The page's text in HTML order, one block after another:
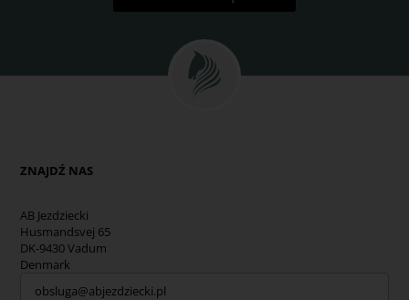
ZNAJDŹ NAS
AB Jezdziecki
Husmandsvej 65
DK-9430 Vadum
Denmark
obsluga@abjezdziecki.pl